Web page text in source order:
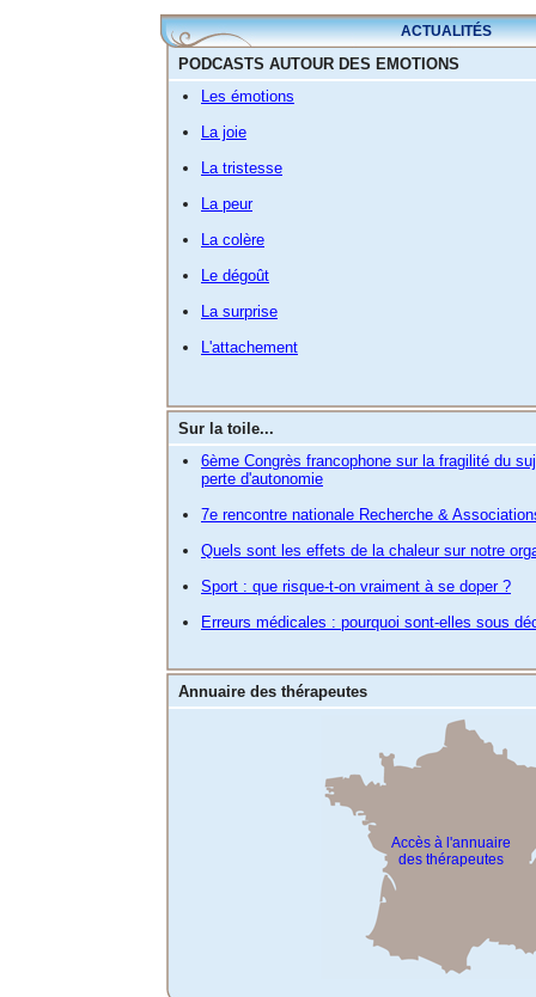
ACTUALITÉS
PODCASTS AUTOUR DES EMOTIONS
Les émotions
La joie
La tristesse
La peur
La colère
Le dégoût
La surprise
L'attachement
Sur la toile...
6ème Congrès francophone sur la fragilité du
perte d'autonomie
7e rencontre nationale Recherche &
Quels sont les effets de la chaleur sur notre
Sport : que risque-t-on vraiment à se doper ?
Erreurs médicales : pourquoi sont-elles sous
Annuaire des thérapeutes
Accès à l'annuaire
des thérapeutes